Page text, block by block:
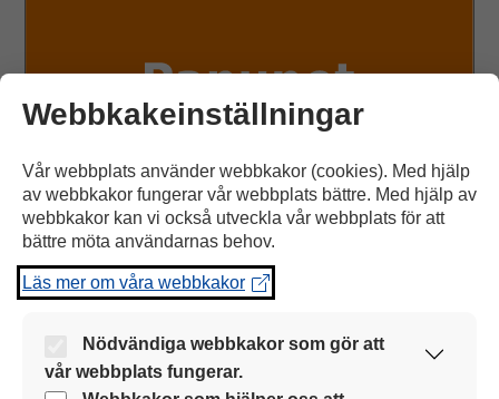
ÄÄNI
Öppna Ääni
Webbkakeinställningar
Vår webbplats använder webbkakor (cookies). Med hjälp
av webbkakor fungerar vår webbplats bättre. Med hjälp av
webbkakor kan vi också utveckla vår webbplats för att
bättre möta användarnas behov.
Läs mer om våra webbkakor
Nödvändiga webbkakor som gör att
vår webbplats fungerar.